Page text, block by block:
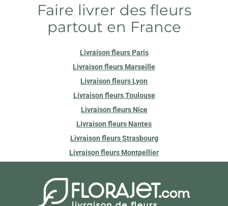
Faire livrer des fleurs
partout en France
Livraison fleurs Paris
Livraison fleurs Marseille
Livraison fleurs Lyon
Livraison fleurs Toulouse
Livraison fleurs Nice
Livraison fleurs Nantes
Livraison fleurs Strasbourg
Livraison fleurs Montpellier